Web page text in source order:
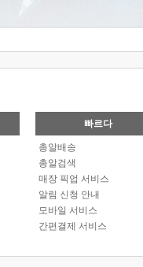
빠르다
총알배송
총알검색
매장 픽업 서비스
알림 신청 안내
모바일 서비스
간편결제 서비스